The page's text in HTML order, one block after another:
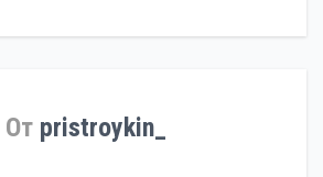
От pristroykin_